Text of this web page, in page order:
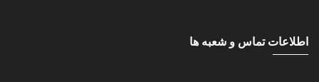
اطلاعات تماس و شعبه ها